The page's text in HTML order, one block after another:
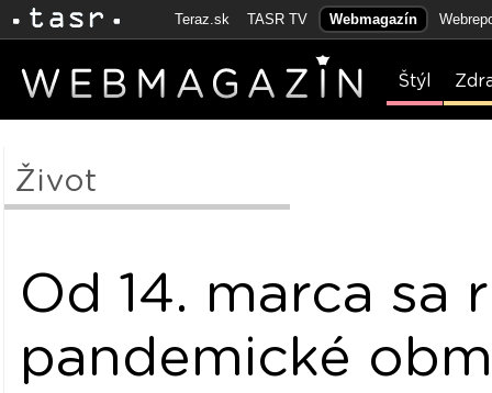
Teraz.sk TASR TV Webmagazín
Štýl
Život
Od 14. marca sa
pandemické